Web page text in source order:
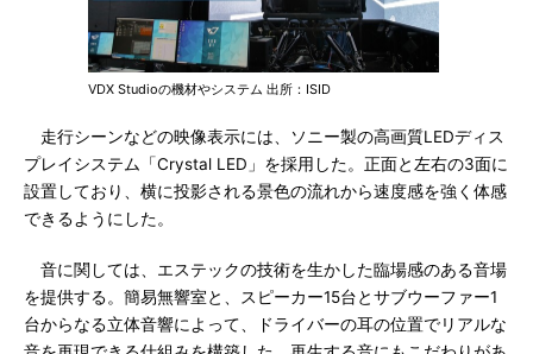
VDX Studioの機材やシステム 出所：ISID
走行シーンなどの映像表示には、ソニー製の高画質LEDディス
プレイシステム「Crystal LED」を採用した。正面と左右の3面に
設置しており、横に投影される景色の流れから速度感を強く体感
できるようにした。
音に関しては、エステックの技術を生かした臨場感のある音場
を提供する。簡易無響室と、スピーカー15台とサブウーファー1
台からなる立体音響によって、ドライバーの耳の位置でリアルな